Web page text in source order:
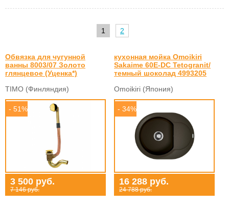
1 2
Обвязка для чугунной
ванны 8003/07 Золото
глянцевое (Уценка*)
TIMO (Финляндия)
- 51%
3 500 руб.
7 146 руб.
кухонная мойка Omoikiri
Sakaime 60E-DC Tetogranit/
темный шоколад 4993205
Omoikiri (Япония)
- 34%
16 288 руб.
24 788 руб.